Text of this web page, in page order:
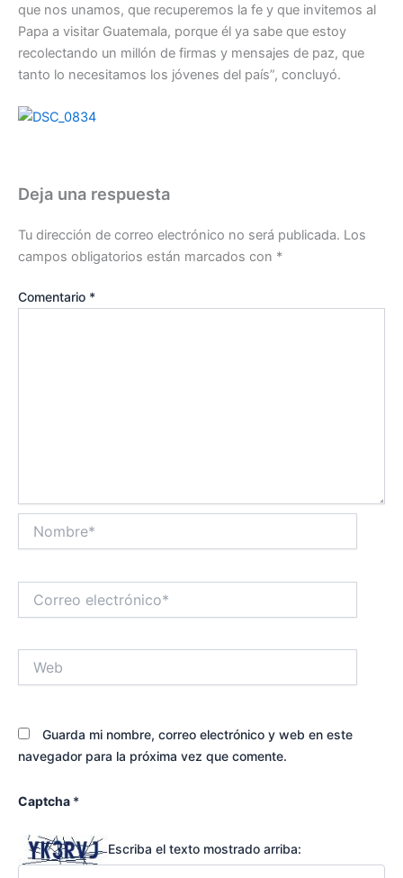
que nos unamos, que recuperemos la fe y que invitemos al
Papa a visitar Guatemala, porque él ya sabe que estoy
recolectando un millón de firmas y mensajes de paz, que
tanto lo necesitamos los jóvenes del país”, concluyó.
Deja una respuesta
Tu dirección de correo electrónico no será publicada. Los
campos obligatorios están marcados con *
Comentario *
electrónico*
Guarda mi nombre, correo electrónico y web en este
navegador para la próxima vez que comente.
Captcha *
Escriba el texto mostrado arriba: